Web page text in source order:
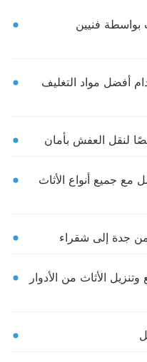
بواسطة فنيين
أفضل مواد التغليف
لنقل العفش بأمان
جميع أنواع الأثاث
جدة إلى شقراء
الأثاث من الأدوار